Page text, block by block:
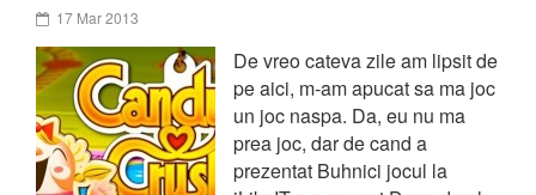
17 Mar 2013
De vreo cateva zile am lipsit de
pe aici, m-am apucat sa ma joc
un joc naspa. Da, eu nu ma
prea joc, dar de cand a
prezentat Buhnici jocul la